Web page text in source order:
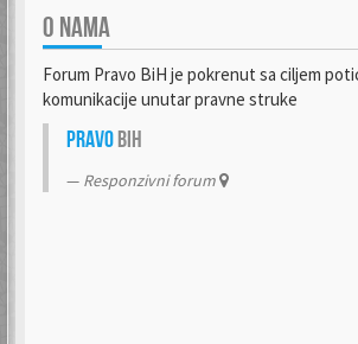
O NAMA
Forum Pravo BiH je pokrenut sa ciljem
komunikacije unutar pravne struke
PravoBiH
Responzivni forum